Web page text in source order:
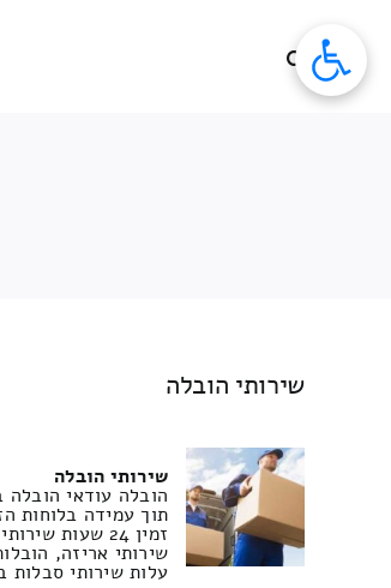
שירותי הובלה
שירותי הובלה
הובלה עודאי הובלה
תוך עמידה בלוחות
זמין 24 שעות שירותי הובלה משטחים
שירותי אריזה,
עלות שירותי סבלות